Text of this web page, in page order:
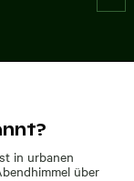
in urbanen
über